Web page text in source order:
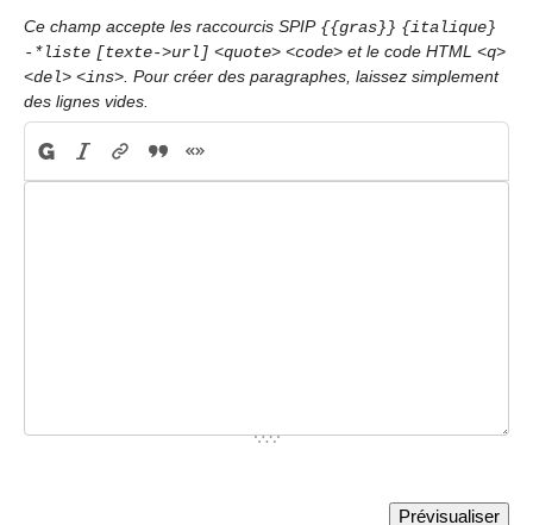
Ce champ accepte les raccourcis SPIP {{gras}} {italique}
-*liste [texte->url] <quote> <code> et le code HTML <q>
<del> <ins> . Pour créer des paragraphes, laissez simplement
des lignes vides.